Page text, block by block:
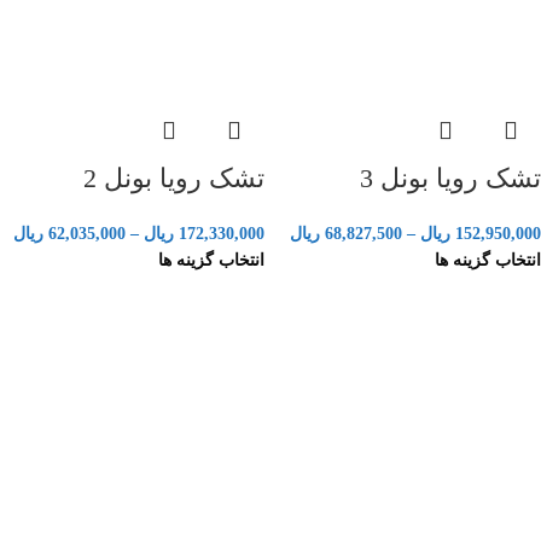
تشک رویا بونل 3
152,950,000 ریال –
68,827,500 ریال
انتخاب گزینه ها
تشک رویا بونل 2
172,330,000 ریال –
62,035,000 ریال
انتخاب گزینه ها